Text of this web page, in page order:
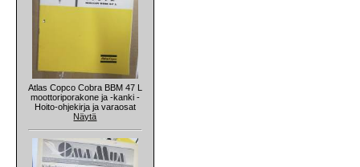
Atlas Copco Cobra BBM 47 L
moottoriporakone ja -kanki -
Hoito-ohjekirja ja varaosat
Näytä